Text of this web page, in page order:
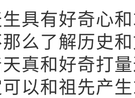
有好奇心和
么了解历史
真和好奇打
以和祖先产